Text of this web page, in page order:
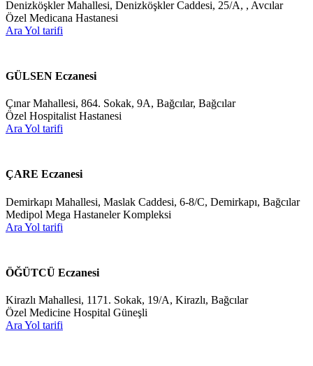
Denizköşkler Mahallesi, Denizköşkler Caddesi, 25/A, , Avcılar
Özel Medicana Hastanesi
Ara Yol tarifi
GÜLSEN Eczanesi
Çınar Mahallesi, 864. Sokak, 9A, Bağcılar, Bağcılar
Özel Hospitalist Hastanesi
Ara Yol tarifi
ÇARE Eczanesi
Demirkapı Mahallesi, Maslak Caddesi, 6-8/C, Demirkapı, Bağcılar
Medipol Mega Hastaneler Kompleksi
Ara Yol tarifi
ÖĞÜTCÜ Eczanesi
Kirazlı Mahallesi, 1171. Sokak, 19/A, Kirazlı, Bağcılar
Özel Medicine Hospital Güneşli
Ara Yol tarifi